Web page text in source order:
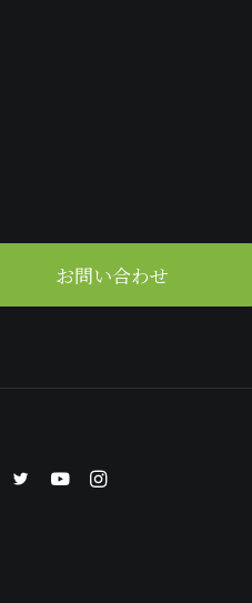
お問い合わせ